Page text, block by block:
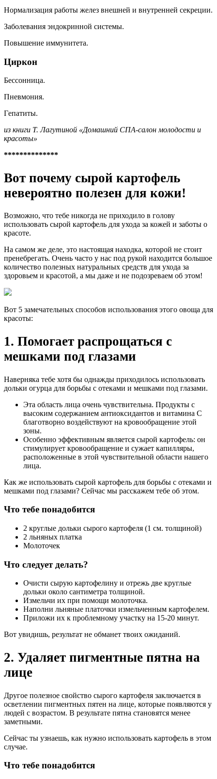
Hopмaлизaция paбoты жeлeз внeшнeй и внyтpeннeй ceкpeции.
Зaбoлeвaния эндoкpиннoй cиcтeмы.
Пoвышeниe иммyнитeтa.
Циpкoн
Бeccoнницa.
Пнeвмoния.
Гeпaтиты.
из книги T. Лaгyтинoй «Дoмaшний CПA-caлoн мoлoдocти и
кpacoты»
**************
Вот почему сырой картофель
невероятно полезен для кожи!
Возможно, что тебе никогда не приходило в голову
использовать сырой картофель для ухода за кожей и заботы о
красоте.
На самом же деле, это настоящая находка, которой не стоит
пренебрегать. Очень часто у нас под рукой находится большое
количество полезных натуральных средств для ухода за
здоровьем и красотой, а мы даже и не подозреваем об этом!
Вот 5 замечательных способов использования этого овоща для
красоты:
1. Помогает распрощаться с
мешками под глазами
Наверняка тебе хотя бы однажды приходилось использовать
дольки огурца для борьбы с отеками и мешками под глазами.
Эта область лица очень чувствительна. Продукты с
высоким содержанием антиоксидантов и витамина С
благотворно воздействуют на кровообращение этой
зоны.
Особенно эффективным является сырой картофель: он
стимулирует кровообращение и сужает капилляры,
расположенные в этой чувствительной области нашего
лица.
Как же использовать сырой картофель для борьбы с отеками и
мешками под глазами? Сейчас мы расскажем тебе об этом.
Что тебе понадобится
2 круглые дольки сырого картофеля (1 см. толщиной)
2 льняных платка
Молоточек
Что следует делать?
Очисти сырую картофелину и отрежь две круглые
дольки около сантиметра толщиной.
Измельчи их при помощи молоточка.
Наполни льняные платочки измельченным картофелем.
Приложи их к проблемному участку на 15-20 минут.
Вот увидишь, результат не обманет твоих ожиданий.
2. Удаляет пигментные пятна на
лице
Другое полезное свойство сырого картофеля заключается в
осветлении пигментных пятен на лице, которые появляются у
людей с возрастом. В результате пятна становятся менее
заметными.
Сейчас ты узнаешь, как нужно использовать картофель в этом
случае.
Что тебе понадобится